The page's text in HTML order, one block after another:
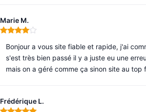
Marie M.
Note : 4 sur 5
Bonjour a vous site fiable et rapide, j'ai
s'est très bien passé il y a juste eu une
mais on a géré comme ça sinon site au top
Frédérique L.